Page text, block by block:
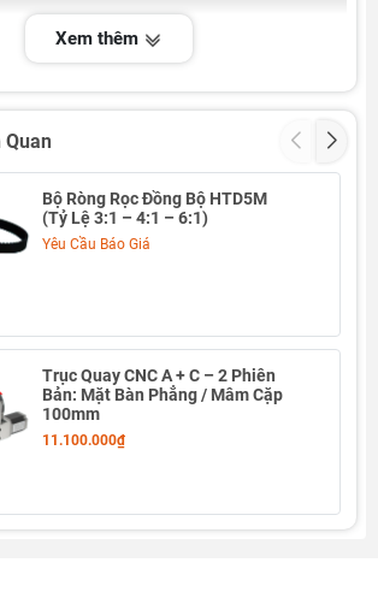
Xem thêm
Bộ Ròng Rọc Đồng Bộ HTD5M
(Tỷ Lệ 3:1 – 4:1 – 6:1)
Yêu Cầu Báo Giá
Trục Quay CNC A + C – 2 Phiên
Bản: Mặt Bàn Phẳng / Mâm Cặp
100mm
11.100.000₫